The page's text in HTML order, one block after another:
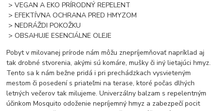
> VEGAN A EKO PRÍRODNÝ REPELENT
> EFEKTÍVNA OCHRANA PRED HMYZOM
> NEDRÁŽDI POKOŽKU
> OBSAHUJE ESENCIÁLNE OLEJE
Pobyt v milovanej prírode nám môžu znepríjemňovať napríklad aj
tak drobné stvorenia, akými sú komáre, mušky či iný lietajúci hmyz.
Tento sa k nám bežne pridá i pri prechádzkach vysvieteným
mestom či posedení s priateľmi na terase, ktoré počas dlhých
letných večerov tak milujeme. Univerzálny balzam s repelentným
účinkom Mosquito odoženie nepríjemný hmyz a zabezpečí pocit